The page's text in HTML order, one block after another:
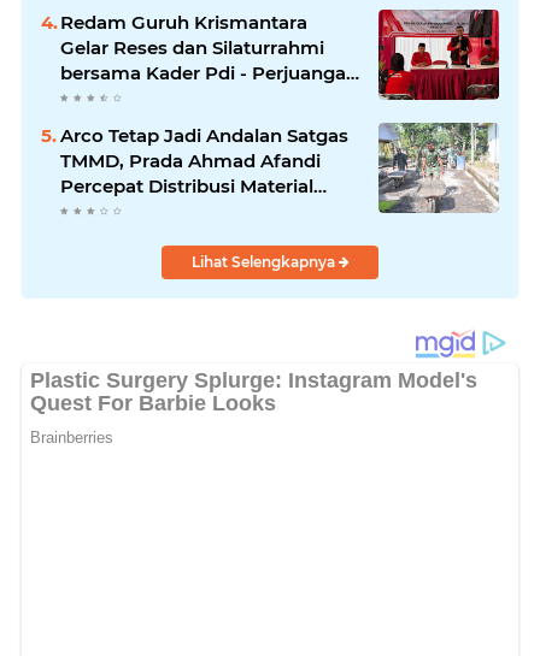
Redam Guruh Krismantara
Gelar Reses dan Silaturrahmi
bersama Kader Pdi - Perjuangan
Se -Kecamatan Lawang.
Arco Tetap Jadi Andalan Satgas
TMMD, Prada Ahmad Afandi
Percepat Distribusi Material
Pengecoran
Lihat Selengkapnya